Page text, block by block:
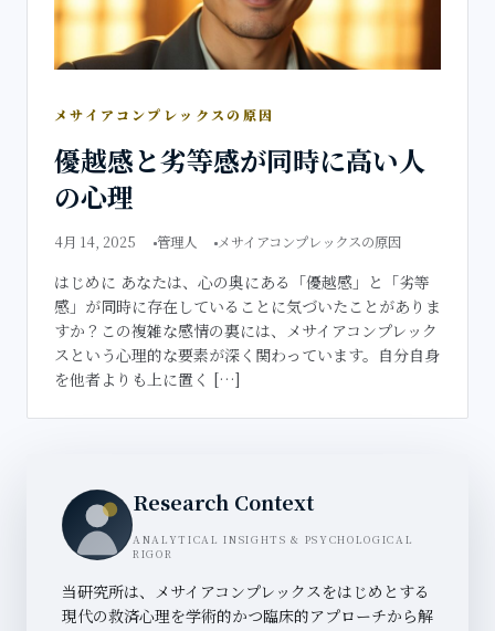
メサイアコンプレックスの原因
優越感と劣等感が同時に高い人
の心理
4月 14, 2025 管理人 メサイアコンプレックスの原因
はじめに あなたは、心の奥にある「優越感」と「劣等
感」が同時に存在していることに気づいたことがありま
すか？この複雑な感情の裏には、メサイアコンプレック
スという心理的な要素が深く関わっています。自分自身
を他者よりも上に置く […]
Research Context
ANALYTICAL INSIGHTS & PSYCHOLOGICAL
RIGOR
当研究所は、メサイアコンプレックスをはじめとする
現代の救済心理を学術的かつ臨床的アプローチから解